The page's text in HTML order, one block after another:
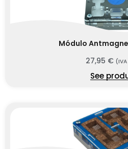
Módulo
27,95 €
See